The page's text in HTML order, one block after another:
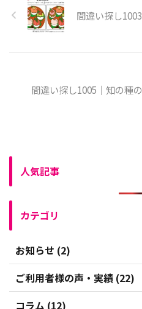
間違い探し
間違い探し1005｜知の種
人気記事
カテゴリ
お知らせ (2)
ご利用者様の声・実績 (22)
コラム (12)